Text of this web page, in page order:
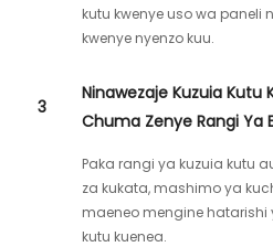
kutu kwenye uso wa paneli
kwenye nyenzo kuu.
3
Ninawezaje Kuzuia Kutu
Chuma Zenye Rangi Ya
Paka rangi ya kuzuia kutu
za kukata, mashimo ya
maeneo mengine hatarishi
kutu kuenea.